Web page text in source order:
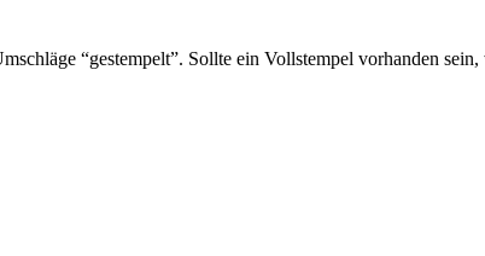
“gestempelt”. Sollte ein Vollstempel vorhanden